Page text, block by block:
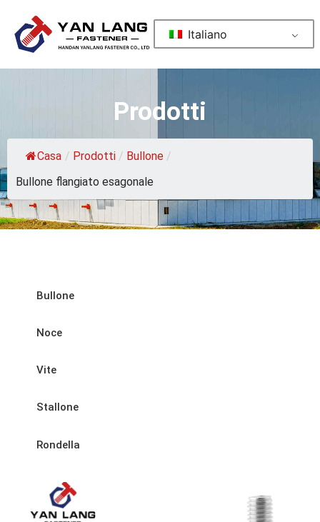
Italiano
Prodotti
Casa / Prodotti / Bullone /
Bullone flangiato esagonale
Bullone
Noce
Vite
Stallone
Rondella